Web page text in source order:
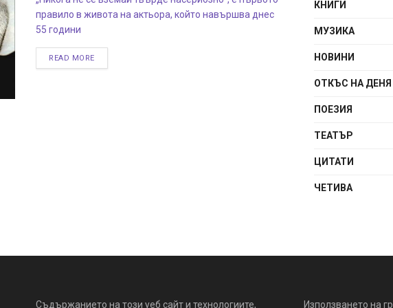
правило в живота на актьора, който навършва днес
55 години
READ MORE
КНИГИ
МУЗИКА
НОВИНИ
ОТКЪС НА ДЕНЯ
ПОЕЗИЯ
ТЕАТЪР
ЦИТАТИ
ЧЕТИВА
Съдържанието на този уеб сайт и технологиите, Използването на